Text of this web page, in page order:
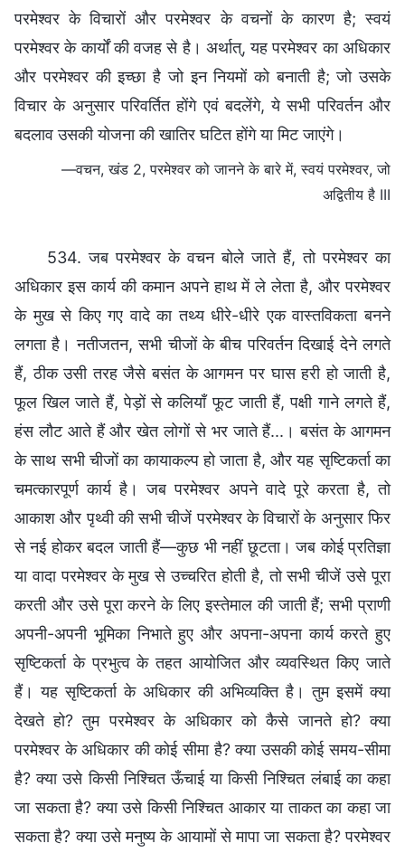
परमेश्वर के विचारों और परमेश्वर के वचनों के कारण है; स्वयं
परमेश्वर के कार्यों की वजह से है। अर्थात्, यह परमेश्वर का अधिकार
और परमेश्वर की इच्छा है जो इन नियमों को बनाती है; जो उसके
विचार के अनुसार परिवर्तित होंगे एवं बदलेंगे, ये सभी परिवर्तन और
बदलाव उसकी योजना की खातिर घटित होंगे या मिट जाएंगे।
—वचन, खंड 2, परमेश्वर को जानने के बारे में, स्वयं परमेश्वर, जो
अद्वितीय है III
534. जब परमेश्वर के वचन बोले जाते हैं, तो परमेश्वर का
अधिकार इस कार्य की कमान अपने हाथ में ले लेता है, और परमेश्वर
के मुख से किए गए वादे का तथ्य धीरे-धीरे एक वास्तविकता बनने
लगता है। नतीजतन, सभी चीजों के बीच परिवर्तन दिखाई देने लगते
हैं, ठीक उसी तरह जैसे बसंत के आगमन पर घास हरी हो जाती है,
फूल खिल जाते हैं, पेड़ों से कलियाँ फूट जाती हैं, पक्षी गाने लगते हैं,
हंस लौट आते हैं और खेत लोगों से भर जाते हैं...। बसंत के आगमन
के साथ सभी चीजों का कायाकल्प हो जाता है, और यह सृष्टिकर्ता का
चमत्कारपूर्ण कार्य है। जब परमेश्वर अपने वादे पूरे करता है, तो
आकाश और पृथ्वी की सभी चीजें परमेश्वर के विचारों के अनुसार फिर
से नई होकर बदल जाती हैं—कुछ भी नहीं छूटता। जब कोई प्रतिज्ञा
या वादा परमेश्वर के मुख से उच्चरित होती है, तो सभी चीजें उसे पूरा
करती और उसे पूरा करने के लिए इस्तेमाल की जाती हैं; सभी प्राणी
अपनी-अपनी भूमिका निभाते हुए और अपना-अपना कार्य करते हुए
सृष्टिकर्ता के प्रभुत्व के तहत आयोजित और व्यवस्थित किए जाते
हैं। यह सृष्टिकर्ता के अधिकार की अभिव्यक्ति है। तुम इसमें क्या
देखते हो? तुम परमेश्वर के अधिकार को कैसे जानते हो? क्या
परमेश्वर के अधिकार की कोई सीमा है? क्या उसकी कोई समय-सीमा
है? क्या उसे किसी निश्चित ऊँचाई या किसी निश्चित लंबाई का कहा
जा सकता है? क्या उसे किसी निश्चित आकार या ताकत का कहा जा
सकता है? क्या उसे मनुष्य के आयामों से मापा जा सकता है? परमेश्वर